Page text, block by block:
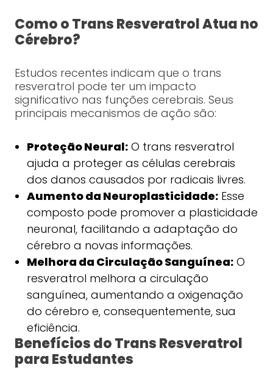
Como o Trans Resveratrol Atua no
Cérebro?
Estudos recentes indicam que o trans
resveratrol pode ter um impacto
significativo nas funções cerebrais. Seus
principais mecanismos de ação são:
Proteção Neural:O trans resveratrol
ajuda a proteger as células cerebrais
dos danos causados por radicais livres.
Aumento da Neuroplasticidade:Esse
composto pode promover a plasticidade
neuronal, facilitando a adaptação do
cérebro a novas informações.
Melhora da Circulação Sanguínea:O
resveratrol melhora a circulação
sanguínea, aumentando a oxigenação
do cérebro e, consequentemente, sua
eficiência.
Benefícios do Trans Resveratrol
para Estudantes